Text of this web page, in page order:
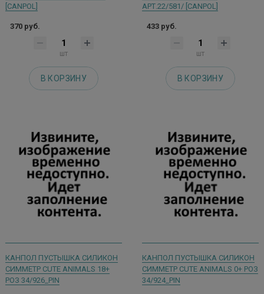
[CANPOL]
370 руб.
шт
В КОРЗИНУ
АРТ.22/581/ [CANPOL]
433 руб.
шт
В КОРЗИНУ
КАНПОЛ ПУСТЫШКА СИЛИКОН
СИММЕТР CUTE ANIMALS 18+
РОЗ 34/926_PIN
КАНПОЛ ПУСТЫШКА СИЛИКОН
СИММЕТР CUTE ANIMALS 0+ РОЗ
34/924_PIN